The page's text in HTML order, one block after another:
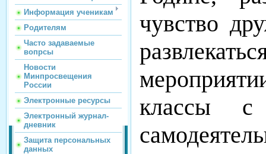
Информация ученикам
Родителям
Часто задаваемые
вопрсы
Новости
Минпросвещения
России
Электронные ресурсы
Электронный журнал-
дневник
Защита персональных
данных
чувство
классы с